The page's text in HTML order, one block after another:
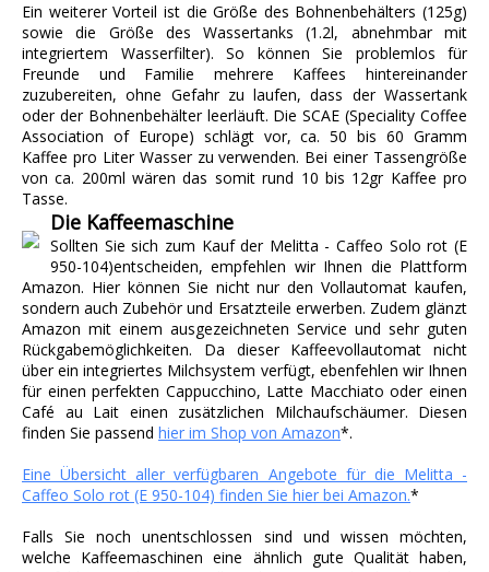
Ein weiterer Vorteil ist die Größe des Bohnenbehälters (125g)
sowie die Größe des Wassertanks (1.2l, abnehmbar mit
integriertem Wasserfilter). So können Sie problemlos für
Freunde und Familie mehrere Kaffees hintereinander
zuzubereiten, ohne Gefahr zu laufen, dass der Wassertank
oder der Bohnenbehälter leerläuft. Die SCAE (Speciality Coffee
Association of Europe) schlägt vor, ca. 50 bis 60 Gramm
Kaffee pro Liter Wasser zu verwenden. Bei einer Tassengröße
von ca. 200ml wären das somit rund 10 bis 12gr Kaffee pro
Tasse.
Die Kaffeemaschine
Sollten Sie sich zum Kauf der Melitta - Caffeo Solo rot (E
950-104)entscheiden, empfehlen wir Ihnen die Plattform
Amazon. Hier können Sie nicht nur den Vollautomat kaufen,
sondern auch Zubehör und Ersatzteile erwerben. Zudem glänzt
Amazon mit einem ausgezeichneten Service und sehr guten
Rückgabemöglichkeiten. Da dieser Kaffeevollautomat nicht
über ein integriertes Milchsystem verfügt, ebenfehlen wir Ihnen
für einen perfekten Cappucchino, Latte Macchiato oder einen
Café au Lait einen zusätzlichen Milchaufschäumer. Diesen
finden Sie passend hier im Shop von Amazon*.
Eine Übersicht aller verfügbaren Angebote für die Melitta -
Caffeo Solo rot (E 950-104) finden Sie hier bei Amazon.*
Falls Sie noch unentschlossen sind und wissen möchten,
welche Kaffeemaschinen eine ähnlich gute Qualität haben,